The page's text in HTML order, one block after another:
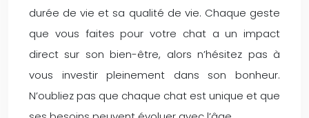
durée de vie et sa qualité de vie. Chaque geste
que vous faites pour votre chat a un impact
direct sur son bien-être, alors n’hésitez pas à
vous investir pleinement dans son bonheur.
N’oubliez pas que chaque chat est unique et que